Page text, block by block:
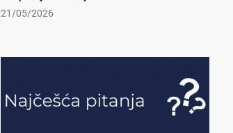
21/05/2026